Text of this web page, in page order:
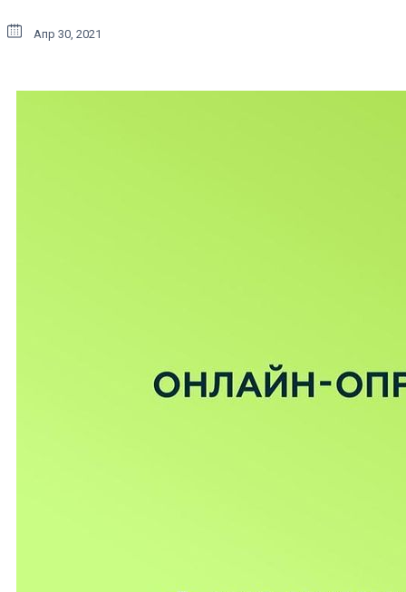
Апр 30, 2021